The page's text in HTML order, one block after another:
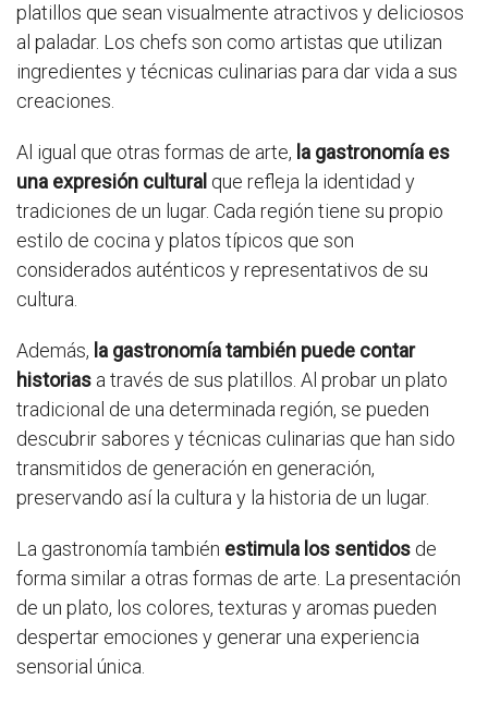
platillos que sean visualmente atractivos y deliciosos
al paladar. Los chefs son como artistas que utilizan
ingredientes y técnicas culinarias para dar vida a sus
creaciones.
Al igual que otras formas de arte, la gastronomía es
una expresión cultural que refleja la identidad y
tradiciones de un lugar. Cada región tiene su propio
estilo de cocina y platos típicos que son
considerados auténticos y representativos de su
cultura.
Además, la gastronomía también puede contar
historias a través de sus platillos. Al probar un plato
tradicional de una determinada región, se pueden
descubrir sabores y técnicas culinarias que han sido
transmitidos de generación en generación,
preservando así la cultura y la historia de un lugar.
La gastronomía también estimula los sentidos de
forma similar a otras formas de arte. La presentación
de un plato, los colores, texturas y aromas pueden
despertar emociones y generar una experiencia
sensorial única.